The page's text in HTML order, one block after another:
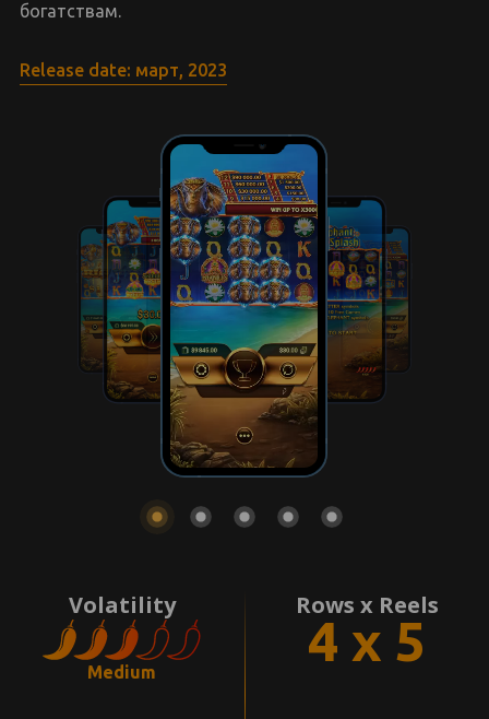
богатствам.
Release date: март, 2023
Volatility
Medium
Rows x Reels
4 x 5